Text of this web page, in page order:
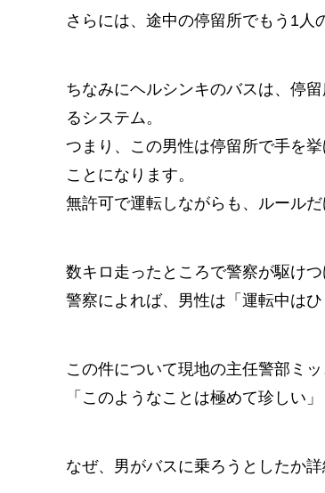
さらには、途中の停留所でもう1人
ちなみにヘルシンキのバスは、停
るシステム。
つまり、この男性は停留所で手を
ことになります。
無許可で運転しながらも、ルール
数キロ走ったところで警察が駆け
警察によれば、男性は「運転中は
この件について現地の主任警部ミ
「このようなことは極めて珍しい
なぜ、男がバスに乗ろうとしたか